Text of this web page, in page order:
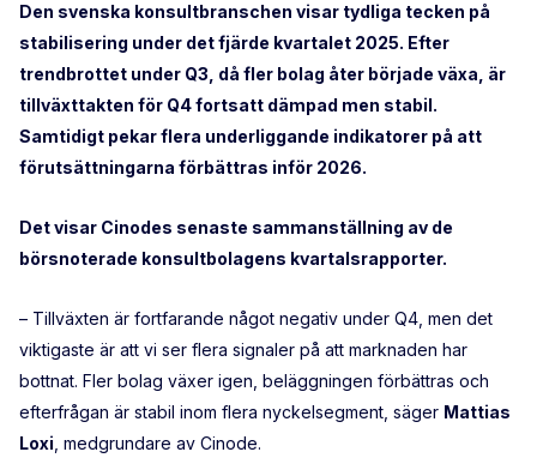
Den svenska konsultbranschen visar tydliga tecken på
stabilisering under det fjärde kvartalet 2025. Efter
trendbrottet under Q3, då fler bolag åter började växa, är
tillväxttakten för Q4 fortsatt dämpad men stabil.
Samtidigt pekar flera underliggande indikatorer på att
förutsättningarna förbättras inför 2026.
Det visar Cinodes senaste sammanställning av de
börsnoterade konsultbolagens kvartalsrapporter.
– Tillväxten är fortfarande något negativ under Q4, men det
viktigaste är att vi ser flera signaler på att marknaden har
bottnat. Fler bolag växer igen, beläggningen förbättras och
efterfrågan är stabil inom flera nyckelsegment, säger Mattias
Loxi , medgrundare av Cinode.